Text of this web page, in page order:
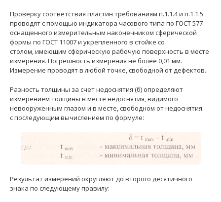
Проверку соответствия пластин требованиям п.1.1.4 и п.1.1.5
проводят с помощью индикатора часового типа по ГОСТ 577
оснащенного измерительным наконечником сферической
формы по ГОСТ 11007 и укрепленного в стойке со
столом, имеющим сферическую рабочую поверхность в месте
измерения. Погрешность измерения не более 0,01 мм.
Измерение проводят в любой точке, свободной от дефектов.
Разность толщины за счет недоснятия (б) определяют
измерением толщины в месте недоснятия, видимого
невооруженным глазом и в месте, свободном от недоснятия
с последующим вычислением по формуле:
Результат измерений округляют до второго десятичного
знака по следующему правилу: